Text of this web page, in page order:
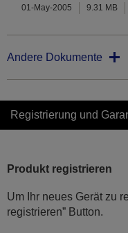
01-May-2005 9.31 MB
Andere Dokumente
Registrierung und
Produkt registrieren
Um Ihr neues Gerät zu
registrieren” Button.